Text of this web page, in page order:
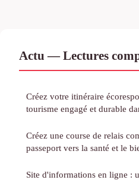
Actu — Lectures
Créez votre itinéraire
tourisme engagé et durable
Créez une course de relais
passeport vers la santé et le
Site d'informations en ligne :